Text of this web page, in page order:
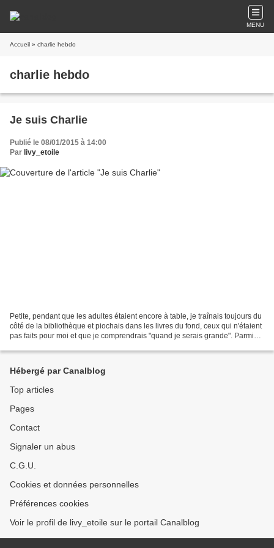
MENU
Accueil » charlie hebdo
charlie hebdo
Je suis Charlie
Publié le 08/01/2015 à 14:00
Par livy_etoile
Petite, pendant que les adultes étaient encore à table, je traînais toujours du
côté de la bibliothèque et piochais dans les livres du fond, ceux qui n'étaient
pas faits pour moi et que je comprendrais "quand je serais grande". Parmi
Hébergé par Canalblog
Top articles
Pages
Contact
Signaler un abus
C.G.U.
Cookies et données personnelles
Préférences cookies
Voir le profil de livy_etoile sur le portail Canalblog